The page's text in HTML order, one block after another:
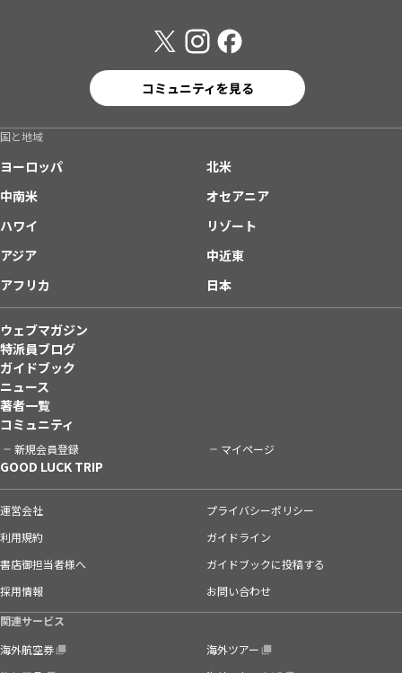
コミュニティを見る
国と地域
ヨーロッパ
北米
中南米
オセアニア
ハワイ
リゾート
アジア
中近東
アフリカ
日本
ウェブマガジン
特派員ブログ
ガイドブック
ニュース
著者一覧
コミュニティ
新規会員登録 マイページ
GOOD LUCK TRIP
運営会社
プライバシーポリシー
利用規約
ガイドライン
書店御担当者様へ
ガイドブックに投稿する
採用情報
お問い合わせ
関連サービス
海外航空券
海外ツアー